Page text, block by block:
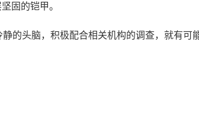
固的铠甲。
的头脑，积极配合相关机构的调查，就有可